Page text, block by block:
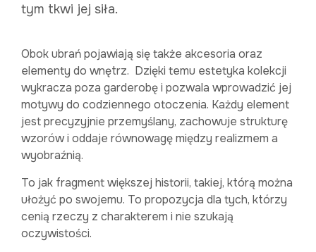
tym tkwi jej siła.
Obok ubrań pojawiają się także akcesoria oraz
elementy do wnętrz. Dzięki temu estetyka kolekcji
wykracza poza garderobę i pozwala wprowadzić jej
motywy do codziennego otoczenia. Każdy element
jest precyzyjnie przemyślany, zachowuje strukturę
wzorów i oddaje równowagę między realizmem a
wyobraźnią.
To jak fragment większej historii, takiej, którą można
ułożyć po swojemu. To propozycja dla tych, którzy
cenią rzeczy z charakterem i nie szukają
oczywistości.